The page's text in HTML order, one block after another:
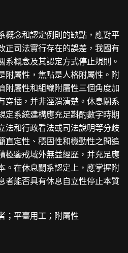
概念和認定例則的缺點，應對平
正司法實行存在的誤差，我國有
系概念及其認定方式停止規則。
附屬性，焦點是人格附屬性。附
附屬性和組織附屬性三個角度加
穿插，并非涇渭清楚。休息關系
定系統建構應充足斟酌數字時期
法和行政看法或司法說明等分歧
直定性、穩固性和機動性之間追
極鑒戒域外無益經歷，并充足應
。在休息關系認定上，應掌握附
者能否具有休息自立性停止本質
；平臺用工；附屬性